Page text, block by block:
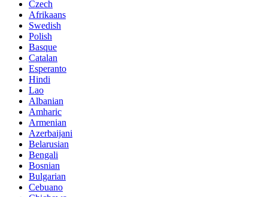
Czech
Afrikaans
Swedish
Polish
Basque
Catalan
Esperanto
Hindi
Lao
Albanian
Amharic
Armenian
Azerbaijani
Belarusian
Bengali
Bosnian
Bulgarian
Cebuano